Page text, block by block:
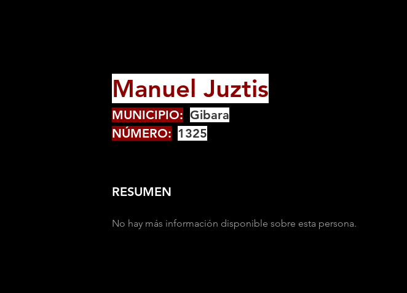
Manuel Juztis
MUNICIPIO: Gibara
NÚMERO: 1325
RESUMEN
No hay más información disponible sobre esta persona.